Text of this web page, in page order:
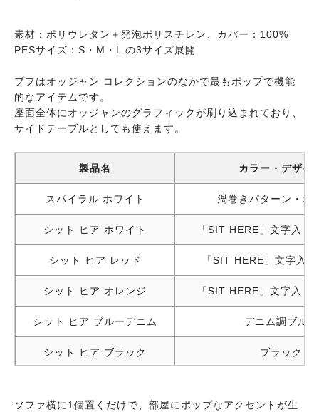
素材：ポリウレタン＋発泡ポリスチレン、カバー：100%
PESサイズ：S・M・L の3サイズ展開
プフはオッジャン コレクションのなかで最もポップで機能
的なアイテムです。
座面全体にオッジャンのグラフィックが刷り込まれており、
サイドテーブルとしても使えます。
製品名 カラー・デザイ
スパイラル ホワイト 渦巻きパターン・ホ
シット ヒア ホワイト 「SIT HERE」文字入り
シット ヒア レッド 「SIT HERE」文字入
シット ヒア オレンジ 「SIT HERE」文字入り
シット ヒア ブルーデニム デニム調ブルー
シット ヒア ブラック ブラック
ソファ横に1個置くだけで、部屋にポップなアクセントが生